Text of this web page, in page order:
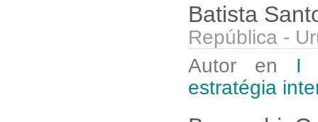
Batista
República -
Autor en I
estratégia